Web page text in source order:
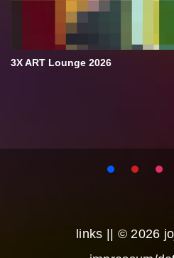
3X ART Lounge 2026
links || © 2026